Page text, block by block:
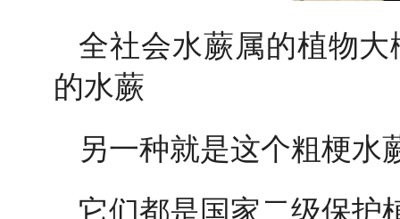
全社会水蕨属的植物
的水蕨
另一种就是这个粗梗水
它们都是国家二级保护